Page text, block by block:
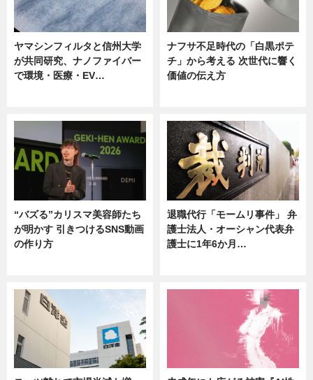
ヤマシンフィルタと信州大学
が共同研究、ナノファイバー
で環境・医療・EV…
ナフサ不足時代の「白黒ポテ
チ」から考える 次世代に響く
価値の伝え方
“バズる”カリスマ美容師たち
が明かす 引きつけるSNS動画
の作り方
退職代行「モームリ事件」 弁
護士法人・オーシャン代表弁
護士に1年6か月…